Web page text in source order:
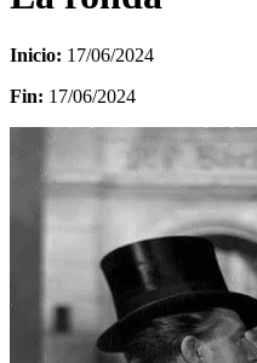
Inicio: 17/06/2024
Fin: 17/06/2024